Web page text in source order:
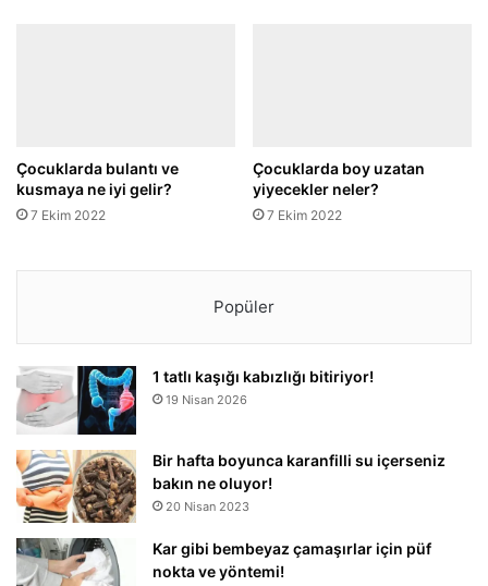
Çocuklarda bulantı ve
kusmaya ne iyi gelir?
7 Ekim 2022
Çocuklarda boy uzatan
yiyecekler neler?
7 Ekim 2022
Popüler
1 tatlı kaşığı kabızlığı bitiriyor!
19 Nisan 2026
Bir hafta boyunca karanfilli su içerseniz
bakın ne oluyor!
20 Nisan 2023
Kar gibi bembeyaz çamaşırlar için püf
nokta ve yöntemi!